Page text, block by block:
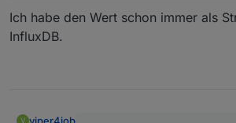
Ich habe den Wert schon immer als
InfluxDB.
V viper4iob